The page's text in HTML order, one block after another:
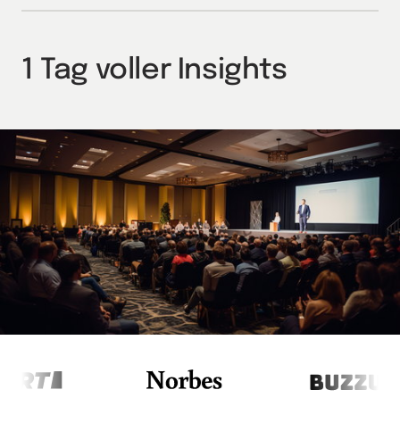
1 Tag voller Insights